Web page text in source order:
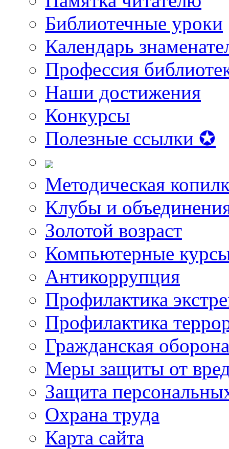
Библиотечные уроки
Календарь
Профессия
Наши достижения
Конкурсы
Полезные ссылки ✪
Методическая
Клубы и
Золотой возраст
Компьютерные
Антикоррупция
Профилактика
Профилактика
Гражданская оборона
Меры защиты от
Защита
Охрана труда
Карта сайта